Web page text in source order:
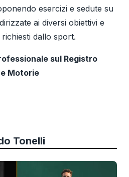
esercizi e sedute su
ai diversi obiettivi e
dallo sport.
sul Registro
Motorie
Tonelli